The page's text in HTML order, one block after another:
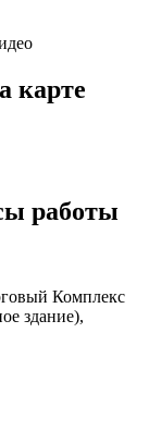
карте
работы
Комплекс
здание),